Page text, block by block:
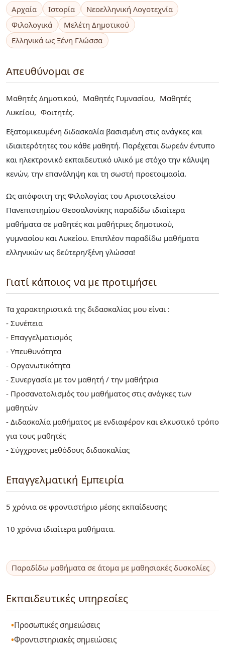
Αρχαία Ιστορία
Νεοελληνική Λογοτεχνία
Φιλολογικά
Μελέτη Δημοτικού
Ελληνικά ως Ξένη Γλώσσα
Απευθύνομαι σε
Μαθητές Δημοτικού Μαθητές Γυμνασίου
Μαθητές
Λυκείου
Φοιτητές
Εξατομικευμένη διδασκαλία βασισμένη στις ανάγκες και
ιδιαιτερότητες του κάθε μαθητή. Παρέχεται δωρεάν έντυπο
και ηλεκτρονικό εκπαιδευτικό υλικό με στόχο την κάλυψη
κενών, την επανάληψη και τη σωστή προετοιμασία.
Ως απόφοιτη της Φιλολογίας του Αριστοτελείου
Πανεπιστημίου Θεσσαλονίκης παραδίδω ιδιαίτερα
μαθήματα σε μαθητές και μαθήτριες δημοτικού,
γυμνασίου και Λυκείου. Επιπλέον παραδίδω μαθήματα
ελληνικών ως δεύτερη/ξένη γλώσσα!
Γιατί κάποιος να με προτιμήσει
Τα χαρακτηριστικά της διδασκαλίας μου είναι :
- Συνέπεια
- Επαγγελματισμός
- Υπευθυνότητα
- Οργανωτικότητα
- Συνεργασία με τον μαθητή / την μαθήτρια
- Προσανατολισμός του μαθήματος στις ανάγκες των
μαθητών
- Διδασκαλία μαθήματος με ενδιαφέρον και ελκυστικό τρόπο
για τους μαθητές
- Σύγχρονες μεθόδους διδασκαλίας
Επαγγελματική Εμπειρία
5 χρόνια σε φροντιστήριο μέσης εκπαίδευσης
10 χρόνια ιδιαίτερα μαθήματα.
Παραδίδω μαθήματα σε άτομα με μαθησιακές δυσκολίες
Εκπαιδευτικές υπηρεσίες
Προσωπικές σημειώσεις
Φροντιστηριακές σημειώσεις